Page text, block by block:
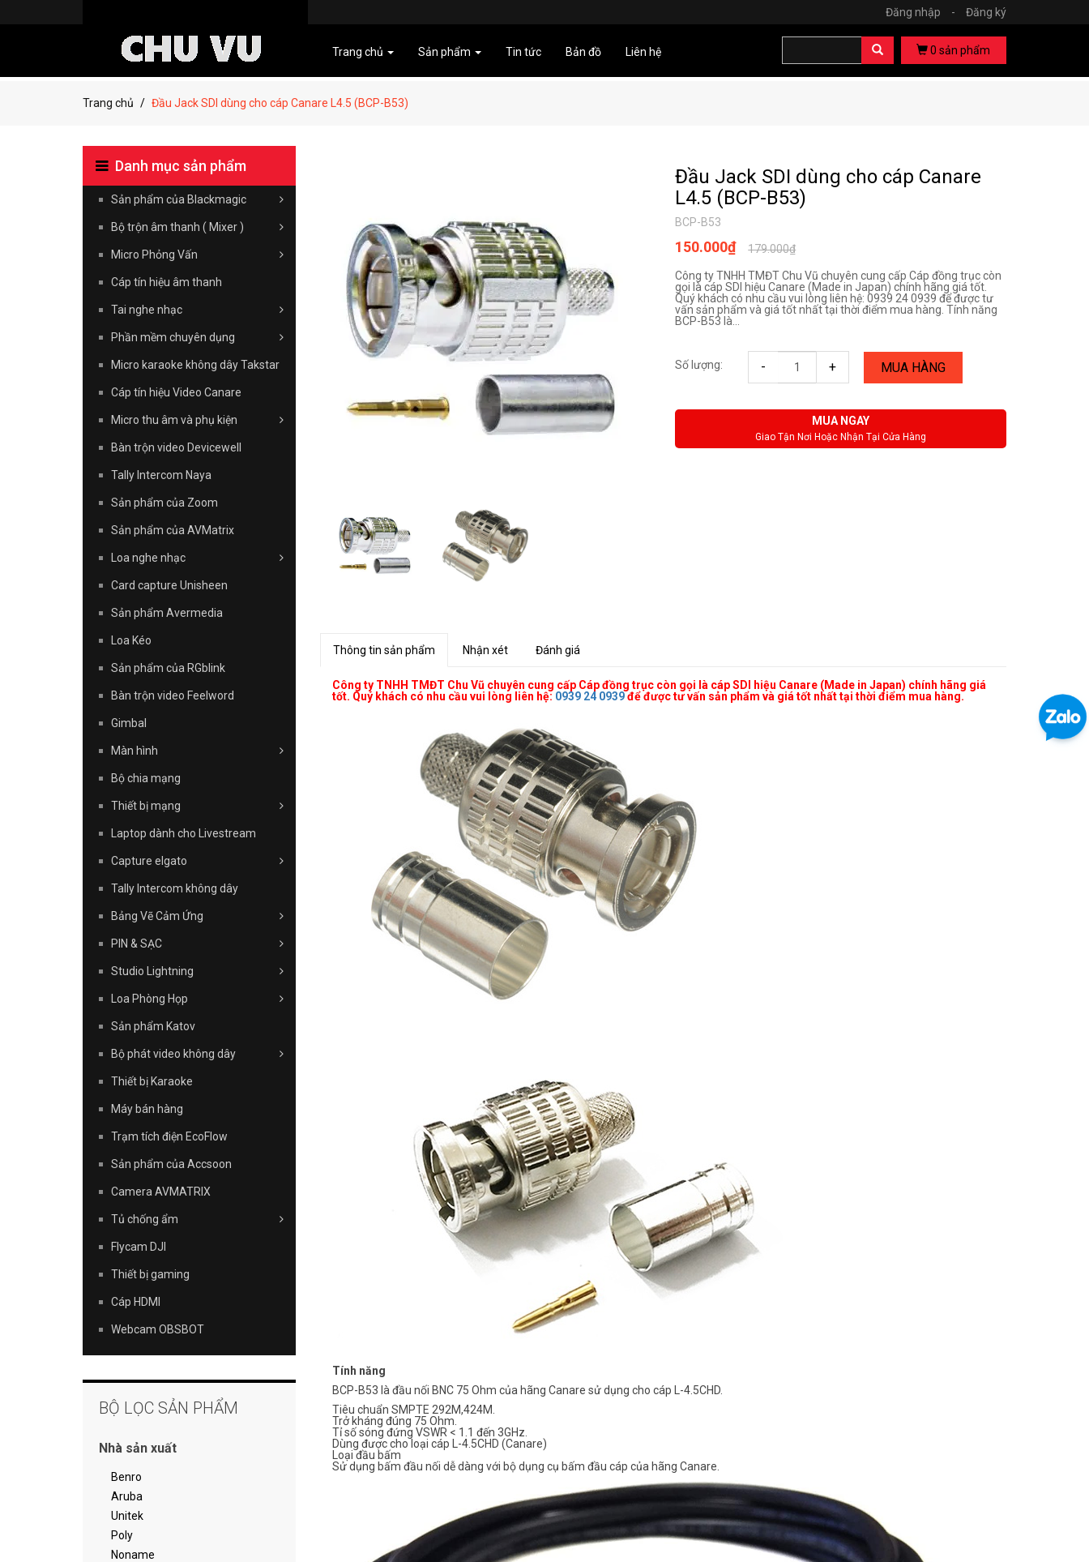
Đăng nhập - Đăng ký
Trang chủ Sản phẩm Tin tức Bản đồ Liên hệ 0 sản phẩm
Trang chủ Đầu Jack SDI dùng cho cáp Canare L4.5 (BCP-B53)
Đầu Jack SDI dùng cho cáp Canare
L4.5 (BCP-B53)
BCP-B53
179.000₫
150.000₫
Công ty TNHH TMĐT Chu Vũ chuyên cung cấp Cáp đồng trục còn
gọi là cáp SDI hiệu Canare (Made in Japan) chính hãng giá tốt.
Quý khách có nhu cầu vui lòng liên hệ: 0939 24 0939 để được tư
vấn sản phẩm và giá tốt nhất tại thời điểm mua hàng. Tính năng
BCP-B53 là...
Số lượng: - + MUA HÀNG
MUA NGAY
Giao Tận Nơi Hoặc Nhận Tại Cửa Hàng
Thông tin sản phẩm Nhận xét Đánh giá
Công ty TNHH TMĐT Chu Vũchuyên cung cấp Cáp đồng trục còn gọi là cáp SDI hiệu Canare (Made in Japan) chính hãng giá
tốt. Quý khách có nhu cầu vui lòng liên hệ: 0939 24 0939để được tư vấn sản phẩm và giá tốt nhất tại thời điểm mua hàng.
Tính năng
BCP-B53 là đầu nối BNC 75 Ohm của hãng Canare sử dụng cho cáp L-4.5CHD.
Tiêu chuẩn SMPTE 292M,424M.
Trở kháng đúng 75 Ohm.
Tỉ số sóng đứng VSWR < 1.1 đến 3GHz.
Dùng được cho loại cáp L-4.5CHD (Canare)
Loại đầu bấm
Sử dụng bấm đầu nối dễ dàng với bộ dụng cụ bấm đầu cáp của hãng Canare.
Danh mục sản phẩm
Sản phẩm của Blackmagic
Bộ trộn âm thanh ( Mixer )
Micro Phỏng Vấn
Cáp tín hiệu âm thanh
Tai nghe nhạc
Phần mềm chuyên dụng
Micro karaoke không dây Takstar
Cáp tín hiệu Video Canare
Micro thu âm và phụ kiện
Bàn trộn video Devicewell
Tally Intercom Naya
Sản phẩm của Zoom
Sản phẩm của AVMatrix
Loa nghe nhạc
Card capture Unisheen
Sản phẩm Avermedia
Loa Kéo
Sản phẩm của RGblink
Bàn trộn video Feelword
Gimbal
Màn hình
Bộ chia mạng
Thiết bị mạng
Laptop dành cho Livestream
Capture elgato
Tally Intercom không dây
Bảng Vẽ Cảm Ứng
PIN & SẠC
Studio Lightning
Loa Phòng Họp
Sản phẩm Katov
Bộ phát video không dây
Thiết bị Karaoke
Máy bán hàng
Trạm tích điện EcoFlow
Sản phẩm của Accsoon
Camera AVMATRIX
Tủ chống ẩm
Flycam DJI
Thiết bị gaming
Cáp HDMI
Webcam OBSBOT
BỘ LỌC SẢN PHẨM
Nhà sản xuất
Benro
Aruba
Unitek
Poly
Noname